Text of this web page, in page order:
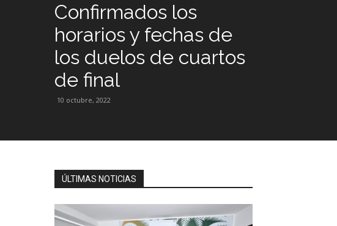
Confirmados los
horarios y fechas de
los duelos de cuartos
de final
10 octubre, 2022
ÚLTIMAS NOTICIAS